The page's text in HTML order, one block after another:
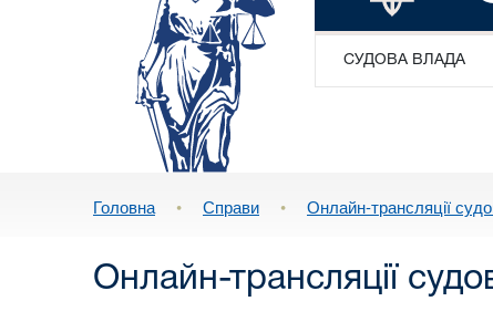
СУДОВА ВЛАДА
Головна • Справи • Онлайн-трансляції
Онлайн-трансляції